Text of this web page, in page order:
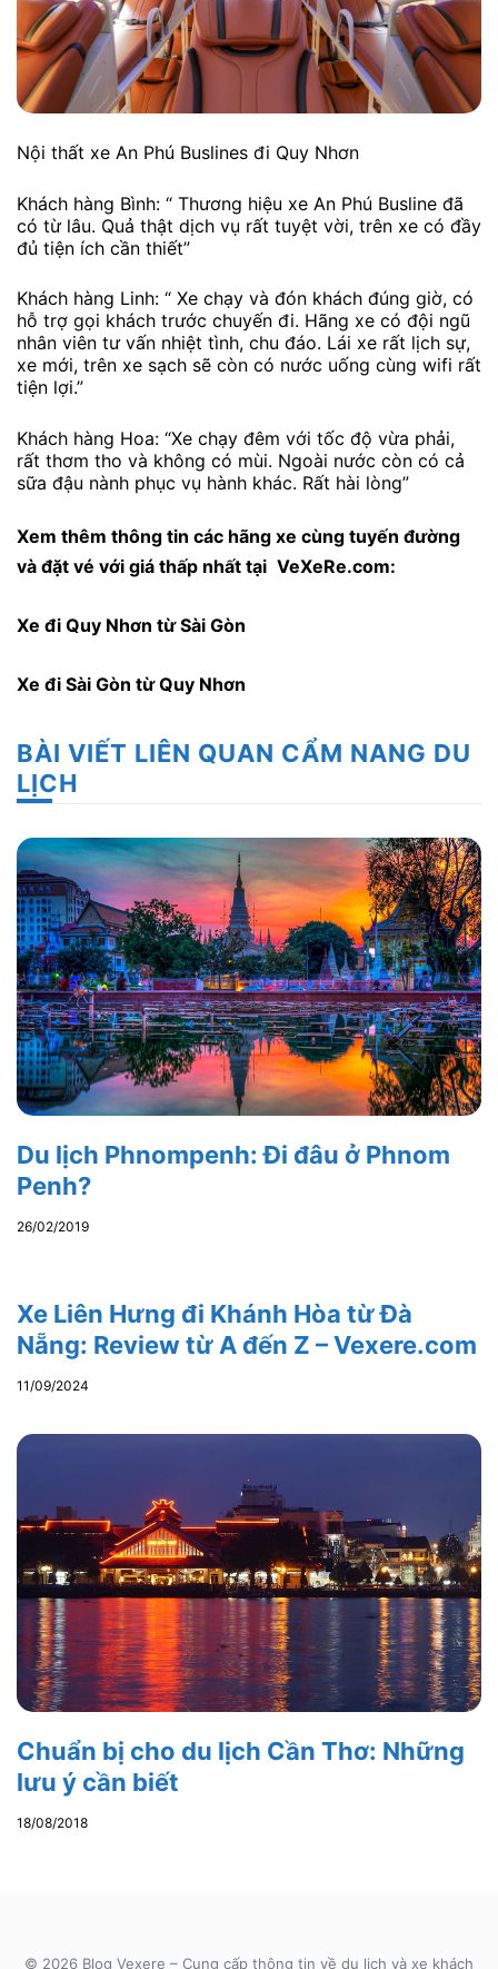
Nội thất xe An Phú Buslines đi Quy Nhơn
Khách hàng Bình: “ Thương hiệu xe An Phú Busline đã
có từ lâu. Quả thật dịch vụ rất tuyệt vời, trên xe có đầy
đủ tiện ích cần thiết”
Khách hàng Linh: “ Xe chạy và đón khách đúng giờ, có
hỗ trợ gọi khách trước chuyến đi. Hãng xe có đội ngũ
nhân viên tư vấn nhiệt tình, chu đáo. Lái xe rất lịch sự,
xe mới, trên xe sạch sẽ còn có nước uống cùng wifi rất
tiện lợi.”
Khách hàng Hoa: “Xe chạy đêm với tốc độ vừa phải,
rất thơm tho và không có mùi. Ngoài nước còn có cả
sữa đậu nành phục vụ hành khác. Rất hài lòng”
Xem thêm thông tin các hãng xe cùng tuyến đường
và đặt vé với giá thấp nhất tại VeXeRe.com:
Xe đi Quy Nhơn từ Sài Gòn
Xe đi Sài Gòn từ Quy Nhơn
BÀI VIẾT LIÊN QUAN CẨM NANG DU
LỊCH
Du lịch Phnompenh: Đi đâu ở Phnom
Penh?
26/02/2019
Xe Liên Hưng đi Khánh Hòa từ Đà
Nẵng: Review từ A đến Z – Vexere.com
11/09/2024
Chuẩn bị cho du lịch Cần Thơ: Những
lưu ý cần biết
18/08/2018
© 2026 Blog Vexere – Cung cấp thông tin về du lịch và xe khách